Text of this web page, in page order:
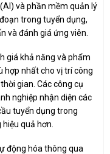
và phần mềm quản lý
trong tuyển dụng,
và đánh giá ứng viên.
giá khả năng và phẩm
hợp nhất cho vị trí công
gian. Các công cụ
nghiệp nhận diện các
tuyển dụng trong
quả hơn.
động hóa thông qua